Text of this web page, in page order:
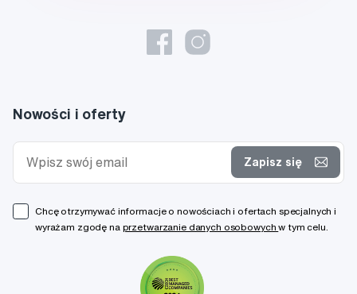
Nowości i oferty
Zapisz się
Chcę otrzymywać informacje o nowościach i ofertach specjalnych i
wyrażam zgodę na przetwarzanie danych osobowychw tym celu.